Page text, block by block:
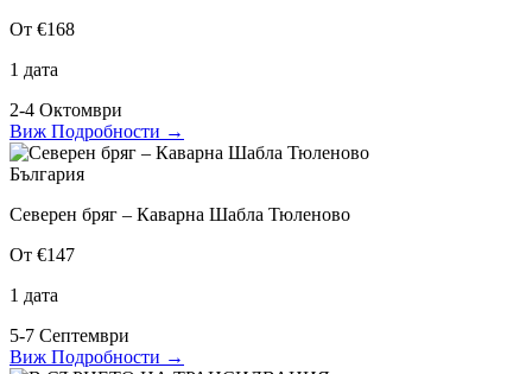
От €168
1 дата
2-4 Октомври
Виж Подробности →
България
Северен бряг – Каварна Шабла Тюленово
От €147
1 дата
5-7 Септември
Виж Подробности →